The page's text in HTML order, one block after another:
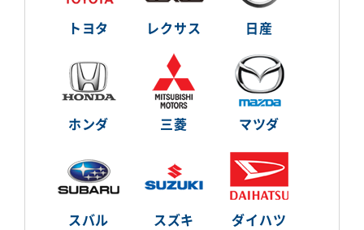
トヨタ レクサス 日産
ホンダ 三菱 マツダ
スバル スズキ ダイハツ